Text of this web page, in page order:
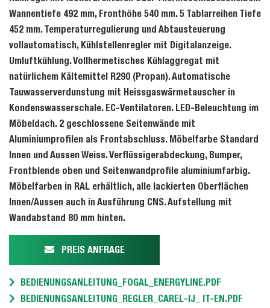
Wannentiefe 492 mm, Fronthöhe 540 mm. 5 Tablarreihen Tiefe
452 mm. Temperaturregulierung und Abtausteuerung
vollautomatisch, Kühlstellenregler mit Digitalanzeige.
Umluftkühlung. Vollhermetisches Kühlaggregat mit
natürlichem Kältemittel R290 (Propan). Automatische
Tauwasserverdunstung mit Heissgaswärmetauscher in
Kondenswasserschale. EC-Ventilatoren. LED-Beleuchtung im
Möbeldach. 2 geschlossene Seitenwände mit
Aluminiumprofilen als Frontabschluss. Möbelfarbe Standard
Innen und Aussen Weiss. Verflüssigerabdeckung, Bumper,
Frontblende oben und Seitenwandprofile aluminiumfarbig.
Möbelfarben in RAL erhältlich, alle lackierten Oberflächen
Innen/Aussen auch in Ausführung CNS. Aufstellung mit
Wandabstand 80 mm hinten.
PREIS ANFRAGE
BEDIENUNGSANLEITUNG_FOGAL_ENERGYLINE.PDF
BEDIENUNGSANLEITUNG_REGLER_CAREL-IJ_ IT-EN.PDF